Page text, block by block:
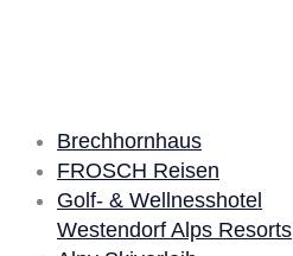
Brechhornhaus
FROSCH Reisen
Golf- & Wellnesshotel
Westendorf Alps Resorts